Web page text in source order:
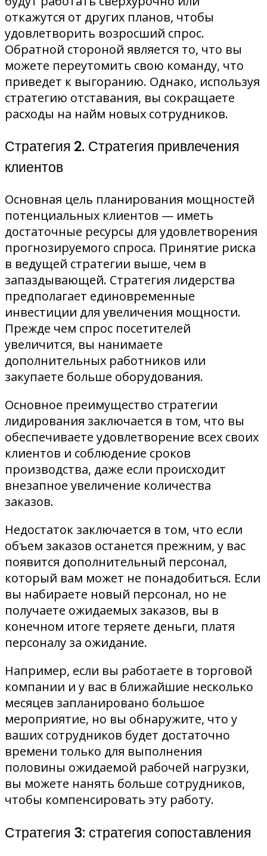
откажутся от других планов, чтобы
удовлетворить возросший спрос.
Обратной стороной является то, что вы
можете переутомить свою команду, что
приведет к выгоранию. Однако, используя
стратегию отставания, вы сокращаете
расходы на найм новых сотрудников.
Стратегия 2. Стратегия привлечения
клиентов
Основная цель планирования мощностей
потенциальных клиентов — иметь
достаточные ресурсы для удовлетворения
прогнозируемого спроса. Принятие риска
в ведущей стратегии выше, чем в
запаздывающей. Стратегия лидерства
предполагает единовременные
инвестиции для увеличения мощности.
Прежде чем спрос посетителей
увеличится, вы нанимаете
дополнительных работников или
закупаете больше оборудования.
Основное преимущество стратегии
лидирования заключается в том, что вы
обеспечиваете удовлетворение всех своих
клиентов и соблюдение сроков
производства, даже если происходит
внезапное увеличение количества
заказов.
Недостаток заключается в том, что если
объем заказов останется прежним, у вас
появится дополнительный персонал,
который вам может не понадобиться. Если
вы набираете новый персонал, но не
получаете ожидаемых заказов, вы в
конечном итоге теряете деньги, платя
персоналу за ожидание.
Например, если вы работаете в торговой
компании и у вас в ближайшие несколько
месяцев запланировано большое
мероприятие, но вы обнаружите, что у
ваших сотрудников будет достаточно
времени только для выполнения
половины ожидаемой рабочей нагрузки,
вы можете нанять больше сотрудников,
чтобы компенсировать эту работу.
Стратегия 3: стратегия сопоставления